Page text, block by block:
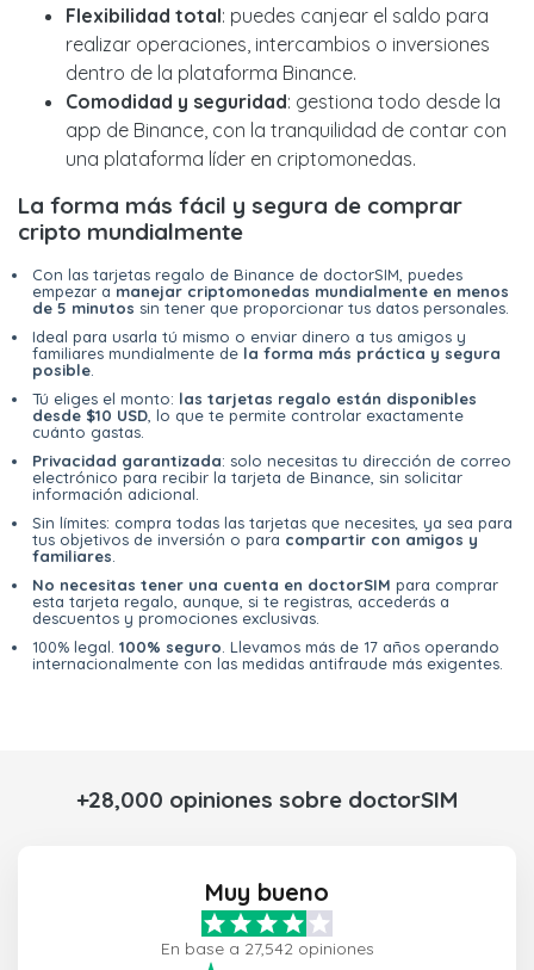
Flexibilidad total: puedes canjear el saldo para
realizar operaciones, intercambios o inversiones
dentro de la plataforma Binance.
Comodidad y seguridad: gestiona todo desde la
app de Binance, con la tranquilidad de contar con
una plataforma líder en criptomonedas.
La forma más fácil y segura de comprar
cripto mundialmente
Con las tarjetas regalo de Binance de doctorSIM, puedes
empezar a manejar criptomonedas mundialmente en menos
de 5 minutos sin tener que proporcionar tus datos personales.
Ideal para usarla tú mismo o enviar dinero a tus amigos y
familiares mundialmente de la forma más práctica y segura
posible
Tú eliges el monto: las tarjetas regalo están disponibles
desde $10 USD , lo que te permite controlar exactamente
cuánto gastas.
Privacidad garantizada: solo necesitas tu dirección de correo
electrónico para recibir la tarjeta de Binance, sin solicitar
información adicional.
Sin límites: compra todas las tarjetas que necesites, ya sea para
tus objetivos de inversión o para compartir con amigos y
familiares
No necesitas tener una cuenta en doctorSIM para comprar
esta tarjeta regalo, aunque, si te registras, accederás a
descuentos y promociones exclusivas.
100% legal. 100% seguro . Llevamos más de 17 años operando
internacionalmente con las medidas antifraude más exigentes.
+28,000 opiniones sobre doctorSIM
Muy bueno
En base a 27,542 opiniones